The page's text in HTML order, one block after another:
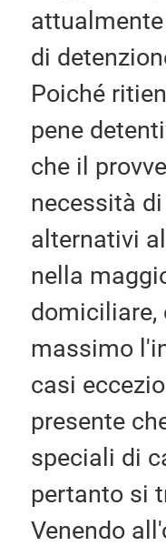
di
Poiché
pene
che il
necessità
alternativi
nella
domiciliare,
massimo
casi
presente
speciali di
pertanto si
Venendo